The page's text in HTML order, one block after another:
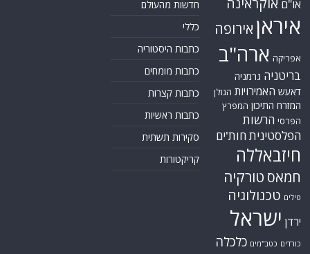
או"ם
איראן אירופה
אפריקה ארה"ב
בריטניה גרמניה
דאעש האמירויות הגולן
המזרח התיכון המפרץ
הפרסי הרשות
הפלסטיניתחות'ים
חיזבאללה
חמאס טורקיה
טילים טכנולוגיה
ירדן ישראל
כורדים כטב"מים כלכלה
חדשות מהעולם
כללי
כתבות היסטוריה
כתבות מומחים
כתבות קצרות
כתבות ראשיות
סקירות תשתית
קריקטורות